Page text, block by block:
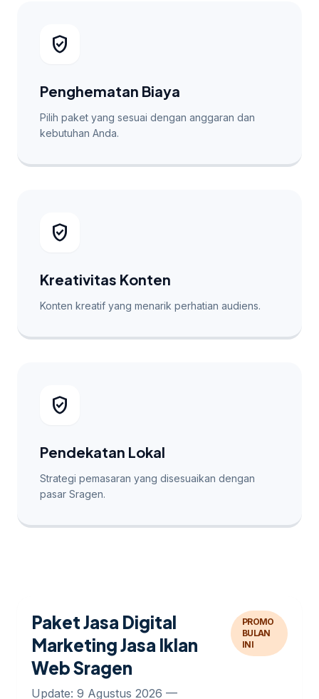
verified_user
Penghematan Biaya
Pilih paket yang sesuai dengan anggaran dan
kebutuhan Anda.
verified_user
Kreativitas Konten
Konten kreatif yang menarik perhatian audiens.
verified_user
Pendekatan Lokal
Strategi pemasaran yang disesuaikan dengan
pasar Sragen.
Paket Jasa Digital
Marketing Jasa Iklan
Web Sragen
Update: 9 Agustus 2026 —
PROMO
BULAN
INI